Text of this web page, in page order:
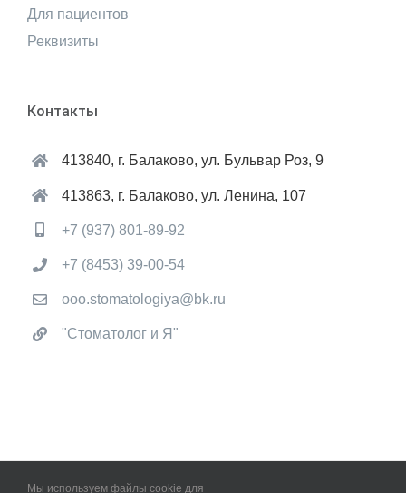
Для пациентов
Реквизиты
Контакты
413840, г. Балаково, ул. Бульвар Роз, 9
413863, г. Балаково, ул. Ленина, 107
+7 (937) 801-89-92
+7 (8453) 39-00-54
ooo.stomatologiya@bk.ru
"Стоматолог и Я"
Мы используем файлы cookie для